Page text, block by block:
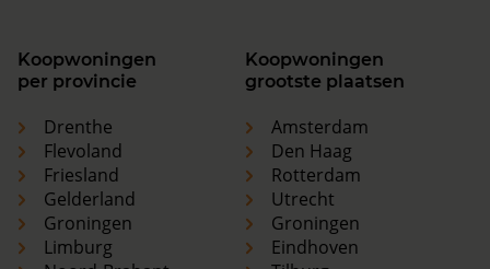
Koopwoningen
per provincie
Drenthe
Flevoland
Friesland
Gelderland
Groningen
Limburg
Koopwoningen
grootste plaatsen
Amsterdam
Den Haag
Rotterdam
Utrecht
Groningen
Eindhoven